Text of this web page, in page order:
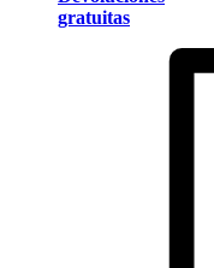
gratuitas